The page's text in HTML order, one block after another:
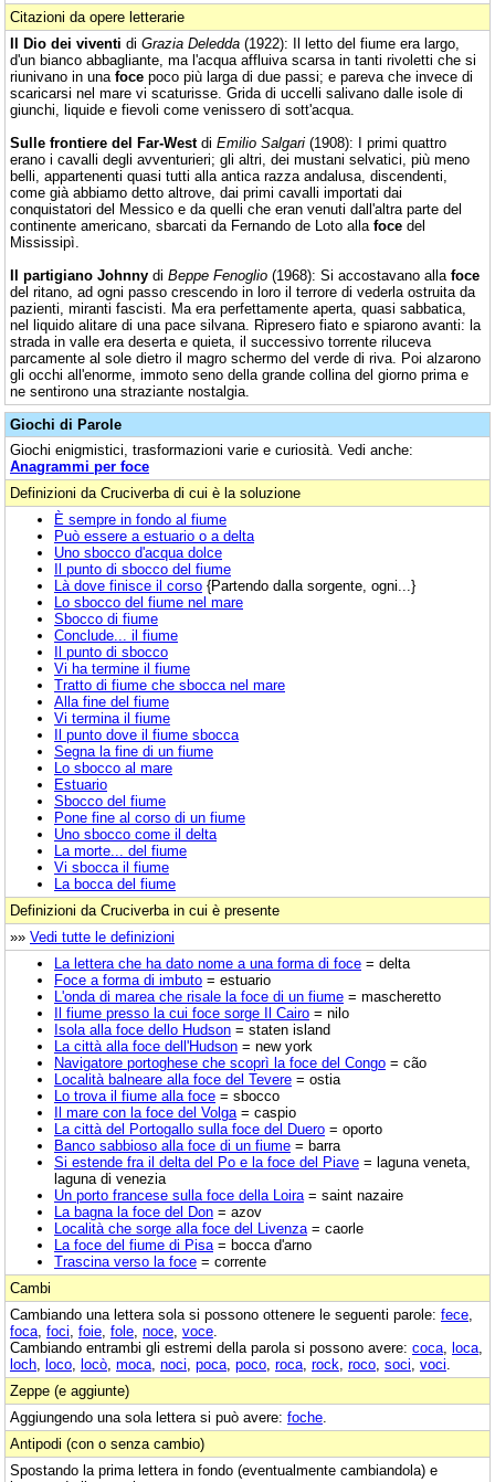
Citazioni da opere letterarie
Il Dio dei viventi di Grazia Deledda (1922): Il letto del fiume era largo,
d'un bianco abbagliante, ma l'acqua affluiva scarsa in tanti rivoletti che si
riunivano in una foce poco più larga di due passi; e pareva che invece di
scaricarsi nel mare vi scaturisse. Grida di uccelli salivano dalle isole di
giunchi, liquide e fievoli come venissero di sott'acqua.
Sulle frontiere del Far-Westdi Emilio Salgari (1908): I primi quattro
erano i cavalli degli avventurieri; gli altri, dei mustani selvatici, più meno
belli, appartenenti quasi tutti alla antica razza andalusa, discendenti,
come già abbiamo detto altrove, dai primi cavalli importati dai
conquistatori del Messico e da quelli che eran venuti dall'altra parte del
continente americano, sbarcati da Fernando de Loto alla foce del
Mississipì.
Il partigiano Johnny di Beppe Fenoglio (1968): Si accostavano alla foce
del ritano, ad ogni passo crescendo in loro il terrore di vederla ostruita da
pazienti, miranti fascisti. Ma era perfettamente aperta, quasi sabbatica,
nel liquido alitare di una pace silvana. Ripresero fiato e spiarono avanti: la
strada in valle era deserta e quieta, il successivo torrente riluceva
parcamente al sole dietro il magro schermo del verde di riva. Poi alzarono
gli occhi all'enorme, immoto seno della grande collina del giorno prima e
ne sentirono una straziante nostalgia.
Giochi di Parole
Giochi enigmistici, trasformazioni varie e curiosità. Vedi anche:
Anagrammi per foce
Definizioni da Cruciverba di cui è la soluzione
È sempre in fondo al fiume
Può essere a estuario o a delta
Uno sbocco d'acqua dolce
Il punto di sbocco del fiume
Là dove finisce il corso {Partendo dalla sorgente, ogni...}
Lo sbocco del fiume nel mare
Sbocco di fiume
Conclude... il fiume
Il punto di sbocco
Vi ha termine il fiume
Tratto di fiume che sbocca nel mare
Alla fine del fiume
Vi termina il fiume
Il punto dove il fiume sbocca
Segna la fine di un fiume
Lo sbocco al mare
Estuario
Sbocco del fiume
Pone fine al corso di un fiume
Uno sbocco come il delta
La morte... del fiume
Vi sbocca il fiume
La bocca del fiume
Definizioni da Cruciverba in cui è presente
»» Vedi tutte le definizioni
La lettera che ha dato nome a una forma di foce = delta
Foce a forma di imbuto = estuario
L'onda di marea che risale la foce di un fiume = mascheretto
Il fiume presso la cui foce sorge Il Cairo = nilo
Isola alla foce dello Hudson = staten island
La città alla foce dell'Hudson = new york
Navigatore portoghese che scoprì la foce del Congo = cão
Località balneare alla foce del Tevere = ostia
Lo trova il fiume alla foce = sbocco
Il mare con la foce del Volga = caspio
La città del Portogallo sulla foce del Duero = oporto
Banco sabbioso alla foce di un fiume = barra
Si estende fra il delta del Po e la foce del Piave = laguna veneta,
laguna di venezia
Un porto francese sulla foce della Loira = saint nazaire
La bagna la foce del Don = azov
Località che sorge alla foce del Livenza = caorle
La foce del fiume di Pisa = bocca d'arno
Trascina verso la foce = corrente
Cambi
Cambiando una lettera sola si possono ottenere le seguenti parole: fece
foca foci foie fole noce voce
Cambiando entrambi gli estremi della parola si possono avere: coca loca
loch loco locò moca noci poca poco roca rock roco soci voci
Zeppe (e aggiunte)
Aggiungendo una sola lettera si può avere: foche
Antipodi (con o senza cambio)
Spostando la prima lettera in fondo (eventualmente cambiandola) e